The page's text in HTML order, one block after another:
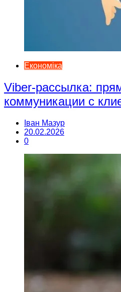
Економіка
Viber-рассылка:
коммуникации с
Іван Мазур
20.02.2026
0